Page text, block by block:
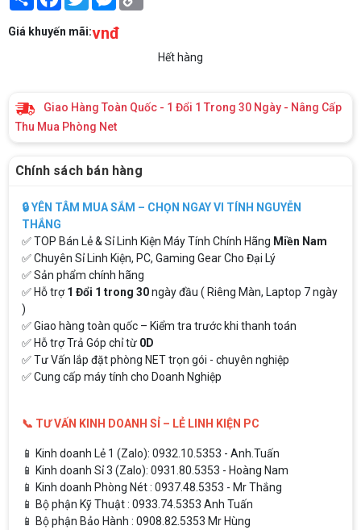
Giá khuyến mãi:vnđ
Hết hàng
Giao Hàng Toàn Quốc - 1 Đổi 1 Trong 30 Ngày - Nâng Cấp
Thu Mua Phòng Net
Chính sách bán hàng
🔒 YÊN TÂM MUA SẮM – CHỌN NGAY VI TÍNH NGUYỄN
THẮNG
✅ TOP Bán Lẻ & Sỉ Linh Kiện Máy Tính Chính Hãng Miền Nam
✅ Chuyên Sỉ Linh Kiện, PC, Gaming Gear Cho Đại Lý
✅ Sản phẩm chính hãng
✅ Hỗ trợ1 Đổi 1 trong 30ngày đầu ( Riêng Màn, Laptop 7 ngày
)
✅ Giao hàng toàn quốc – Kiểm tra trước khi thanh toán
✅ Hỗ trợ Trả Góp chỉ từ 0D
✅ Tư Vấn lắp đặt phòng NET trọn gói - chuyên nghiệp
✅ Cung cấp máy tính cho Doanh Nghiệp
📞 TƯ VẤN KINH DOANH SỈ – LẺ LINH KIỆN PC
📱 Kinh doanh Lẻ 1 (Zalo): 0932.10.5353 - Anh.Tuấn
📱 Kinh doanh Sỉ 3 (Zalo): 0931.80.5353 - Hoàng Nam
📱 Kinh doanh Phòng Nét : 0937.48.5353 - Mr Thắng
📱 Bộ phận Kỹ Thuật : 0933.74.5353 Anh Tuấn
📱 Bộ phận Bảo Hành : 0908.82.5353 Mr Hùng